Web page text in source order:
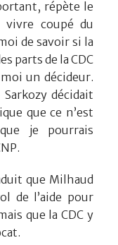
répète le
vivre coupé du
de savoir si la
parts de la CDC
un décideur.
décidait
que ce n’est
je pourrais
que Milhaud
de l’aide pour
que la CDC y